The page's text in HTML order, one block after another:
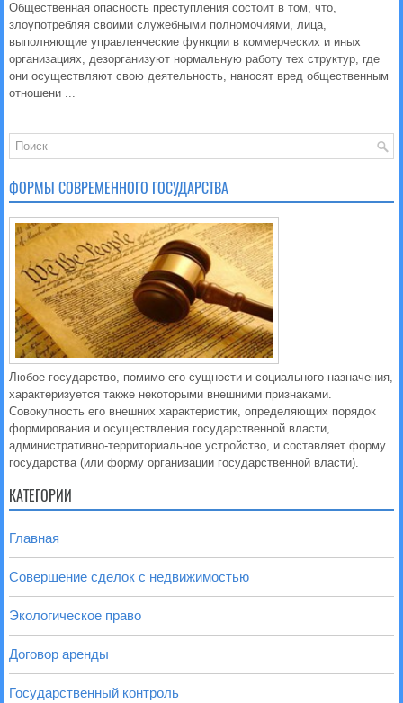
Общественная опасность преступления состоит в том, что,
злоупотребляя своими служебными полномочиями, лица,
выполняющие управленческие функции в коммерческих и иных
организациях, дезорганизуют нормальную работу тех структур, где
они осуществляют свою деятельность, наносят вред общественным
отношени ...
ФОРМЫ СОВРЕМЕННОГО ГОСУДАРСТВА
Любое государство, помимо его сущности и социального назначения,
характеризуется также некоторыми внешними признаками.
Совокупность его внешних характеристик, определяющих порядок
формирования и осуществления государственной власти,
административно-территориальное устройство, и составляет форму
государства (или форму организации государственной власти).
КАТЕГОРИИ
Главная
Совершение сделок с недвижимостью
Экологическое право
Договор аренды
Государственный контроль